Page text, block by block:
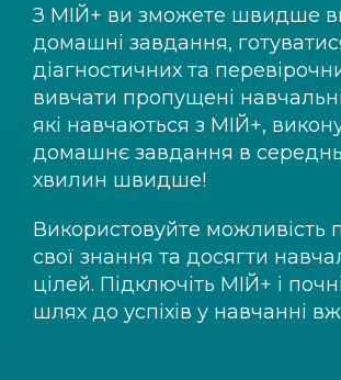
З МІЙ+ ви зможете швидше
домашні завдання,
діагностичних та
вивчати пропущені
які навчаються з МІЙ+,
домашнє завдання в
хвилин швидше!
Використовуйте можливість
свої знання та досягти
цілей. Підключіть МІЙ+ і
шлях до успіхів у навчанні